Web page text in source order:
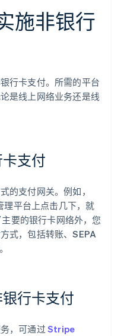
施非银行
行卡支付。所需的平台
是线上网络业务还是线
支付
的支付网关。例如，
理平台上点击几下，就
要的银行卡网络外，您
式，包括转账、SEPA
行卡支付
，可通过 Stripe